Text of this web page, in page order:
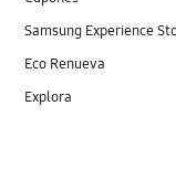
Samsung Experience
Eco Renueva
Explora